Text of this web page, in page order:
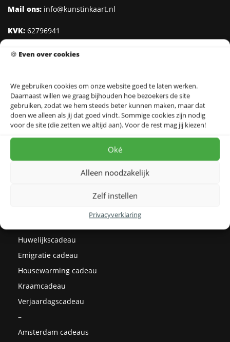
🍪 Even over cookies
We gebruiken cookies om onze website goed te laten werken.
Daarnaast willen we graag bijhouden hoe bezoekers de site
gebruiken, zodat we hem steeds beter kunnen maken, maar dat
doen we alleen als jij dat goed vindt. Sommige cookies zijn nodig
voor de site (die zetten we altijd aan). Voor de rest mag jij kiezen!
Oké
Alleen noodzakelijk
Zelf instellen
Privacyverklaring
Mail ons: info@kunstinkaart.nl
KVK: 62796941
IBAN:NL95 INGB 0006 8527 18
Klantenservice
Over Kunst in Kaart
Prijzen
Huwelijkscadeau
Emigratie cadeau
Housewarming cadeau
Kraamcadeau
Verjaardagscadeau
–
Amsterdam cadeaus